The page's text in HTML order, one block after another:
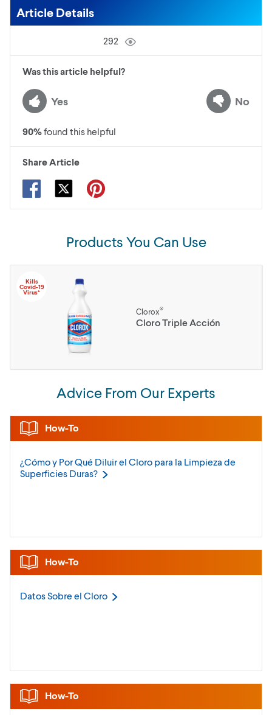
Article Details
292
Was this article helpful?
Yes No
90%found this helpful
Share Article
Products You Can Use
Kills
Covid-19
Virus*
Clorox®
Cloro Triple Acción
Advice From Our Experts
How-To
¿Cómo y Por Qué Diluir el Cloro para la Limpieza de
Superficies Duras?
How-To
Datos Sobre el Cloro
How-To